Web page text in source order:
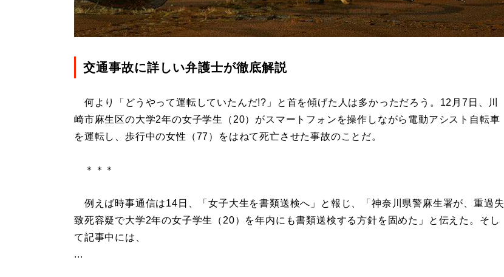
交通事故に詳しい弁護士が徹底解説
何より「どうやって運転していたんだ!?」と首を傾げた人は多かっただろう。12月7日、川
崎市麻生区の大学2年の女子学生（20）がスマートフォンを操作しながら電動アシスト自転車
を運転し、歩行中の女性（77）をはねて死亡させた事故のことだ。
＊＊＊
例えば時事通信は14日、「女子大生を書類送検へ」と報じ、「神奈川県警麻生署が、重過失
致死容疑で大学2年の女子学生（20）を年内にも書類送検する方針を固めた」と伝えた。そし
て記事中には、
...